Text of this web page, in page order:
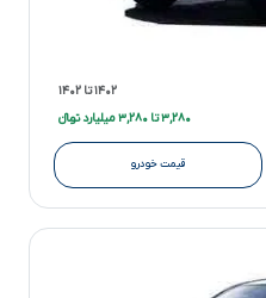
۱۴۰۲ تا ۱۴۰۲
۳,۲۸۰ تا ۳,۲۸۰ میلیارد تومانءءء
قیمت خودرو